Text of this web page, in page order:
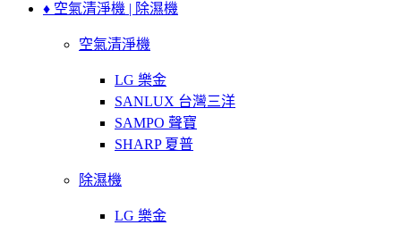
♦ 空氣清淨機 | 除濕機
空氣清淨機
LG 樂金
SANLUX 台灣三洋
SAMPO 聲寶
SHARP 夏普
除濕機
LG 樂金